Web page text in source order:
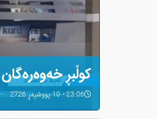
کوڵبڕ خەوەرەگان
23:06 - 10 پووشپەڕ 2726